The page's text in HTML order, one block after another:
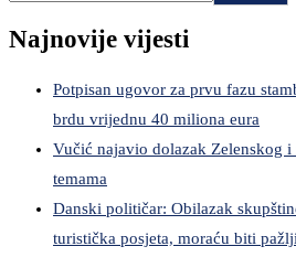
Najnovije vijesti
Potpisan ugovor za prvu fazu
brdu vrijednu 40 miliona eura
Vučić najavio dolazak Zelenskog
temama
Danski političar: Obilazak
turistička posjeta, moraću biti